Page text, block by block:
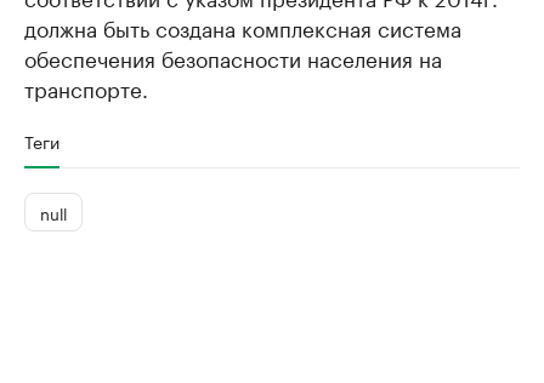
должна быть создана комплексная система
обеспечения безопасности населения на
транспорте.
Теги
null